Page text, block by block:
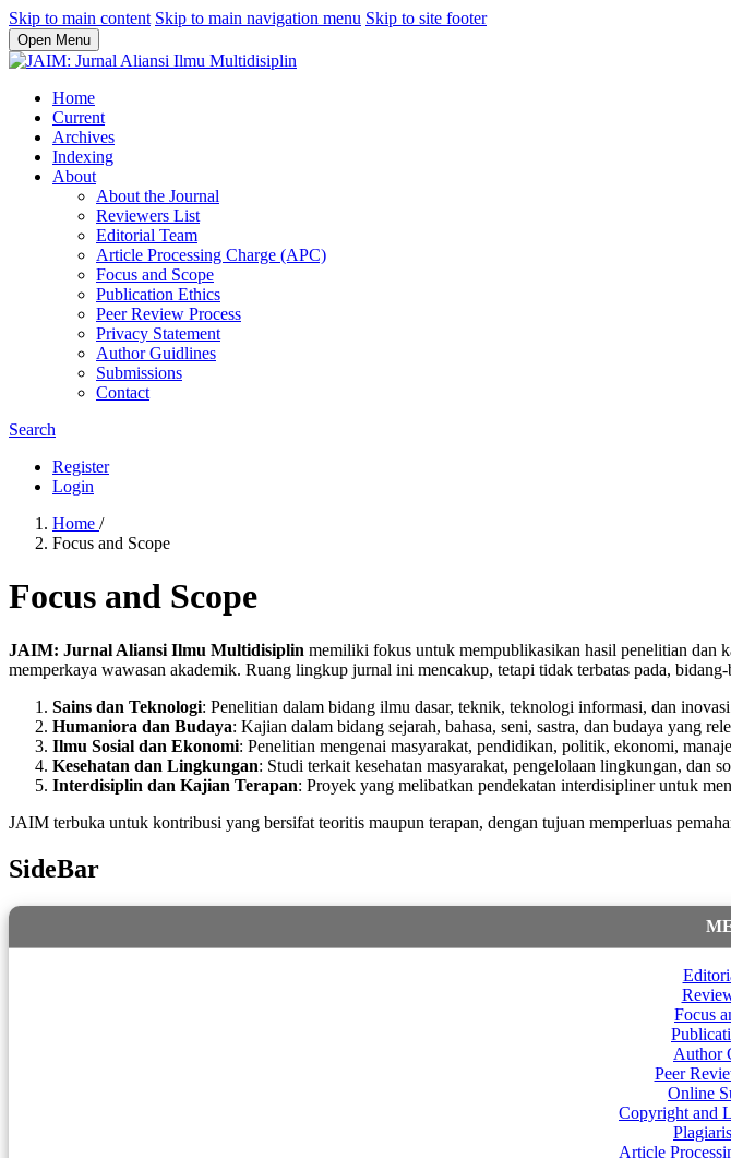
Skip to main content Skip to main navigation menu Skip to site footer
Open Menu
Home
Current
Archives
Indexing
About
About the Journal
Reviewers List
Editorial Team
Article Processing Charge (APC)
Focus and Scope
Publication Ethics
Peer Review Process
Privacy Statement
Author Guidlines
Submissions
Contact
Search
Register
Login
Home /
Focus and Scope
Focus and Scope
JAIM: Jurnal Aliansi Ilmu Multidisiplin memiliki fokus untuk mempublikasikan hasil penelitian dan
memperkaya wawasan akademik. Ruang lingkup jurnal ini mencakup, tetapi tidak terbatas pada,
Sains dan Teknologi: Penelitian dalam bidang ilmu dasar, teknik, teknologi informasi, dan
Humaniora dan Budaya: Kajian dalam bidang sejarah, bahasa, seni, sastra, dan budaya yang
Ilmu Sosial dan Ekonomi: Penelitian mengenai masyarakat, pendidikan, politik, ekonomi,
Kesehatan dan Lingkungan: Studi terkait kesehatan masyarakat, pengelolaan lingkungan, dan
Interdisiplin dan Kajian Terapan: Proyek yang melibatkan pendekatan interdisipliner untuk
JAIM terbuka untuk kontribusi yang bersifat teoritis maupun terapan, dengan tujuan memperluas
SideBar
Focus
Author
Peer
Online
Copyright and
Article